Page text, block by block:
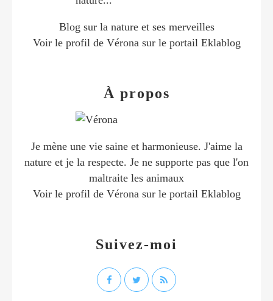
Blog sur la nature et ses merveilles
Voir le profil de Véronasur le portail Eklablog
Suivez-moi
À propos
Je mène une vie saine et harmonieuse. J'aime la
nature et je la respecte. Je ne supporte pas que l'on
maltraite les animaux
Voir le profil de Véronasur le portail Eklablog